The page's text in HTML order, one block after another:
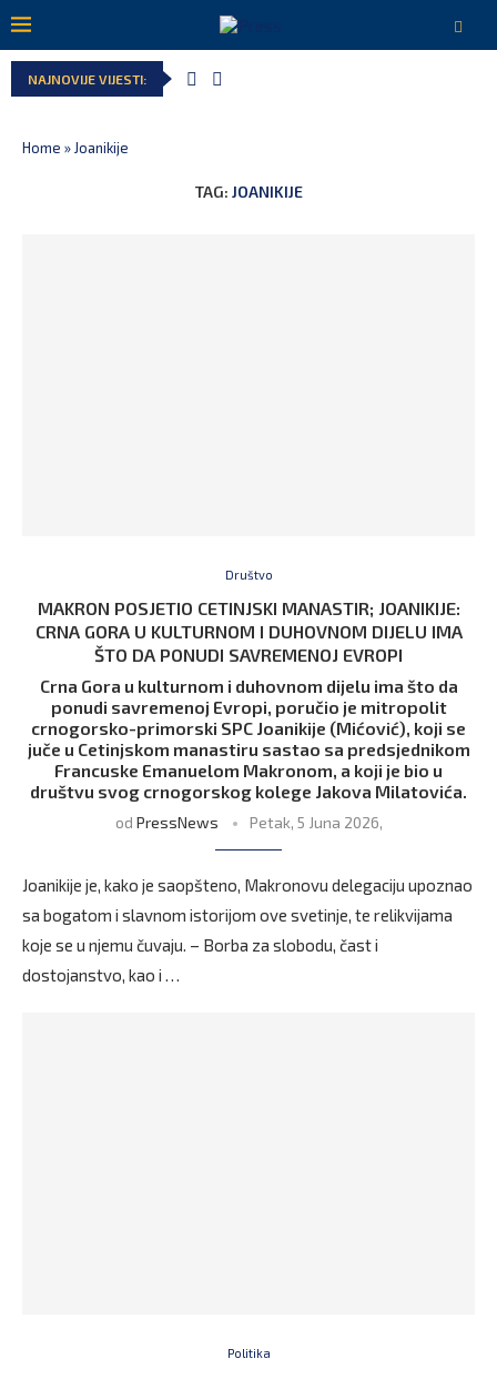
NAJNOVIJE VIJESTI:
Home » Joanikije
TAG: JOANIKIJE
Društvo
MAKRON POSJETIO CETINJSKI MANASTIR; JOANIKIJE:
CRNA GORA U KULTURNOM I DUHOVNOM DIJELU IMA
ŠTO DA PONUDI SAVREMENOJ EVROPI
Crna Gora u kulturnom i duhovnom dijelu ima što da
ponudi savremenoj Evropi, poručio je mitropolit
crnogorsko-primorski SPC Joanikije (Mićović), koji se
juče u Cetinjskom manastiru sastao sa predsjednikom
Francuske Emanuelom Makronom, a koji je bio u
društvu svog crnogorskog kolege Jakova Milatovića.
od PressNews Petak, 5 Juna 2026,
Joanikije je, kako je saopšteno, Makronovu delegaciju upoznao
sa bogatom i slavnom istorijom ove svetinje, te relikvijama
koje se u njemu čuvaju. – Borba za slobodu, čast i
dostojanstvo, kao i …
Politika